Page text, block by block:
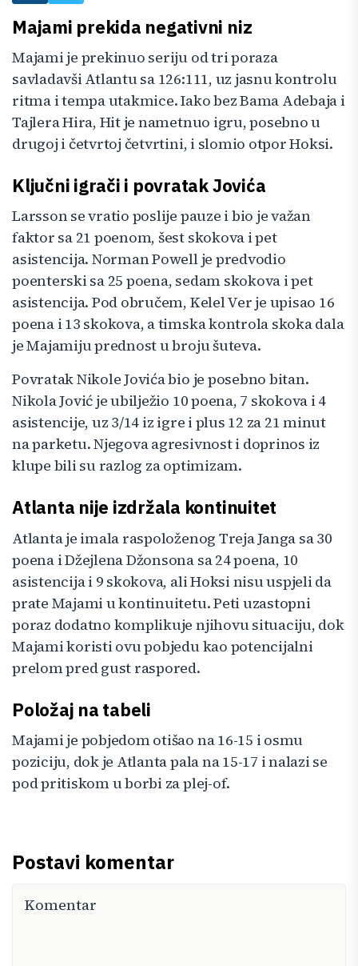
Majami prekida negativni niz
Majami je prekinuo seriju od tri poraza
savladavši Atlantu sa 126:111, uz jasnu kontrolu
ritma i tempa utakmice. Iako bez Bama Adebaja i
Tajlera Hira, Hit je nametnuo igru, posebno u
drugoj i četvrtoj četvrtini, i slomio otpor Hoksi.
Ključni igrači i povratak Jovića
Larsson se vratio poslije pauze i bio je važan
faktor sa 21 poenom, šest skokova i pet
asistencija. Norman Powell je predvodio
poenterski sa 25 poena, sedam skokova i pet
asistencija. Pod obručem, Kelel Ver je upisao 16
poena i 13 skokova, a timska kontrola skoka dala
je Majamiju prednost u broju šuteva.
Povratak Nikole Jovića bio je posebno bitan.
Nikola Jović je ubilježio 10 poena, 7 skokova i 4
asistencije, uz 3/14 iz igre i plus 12 za 21 minut
na parketu. Njegova agresivnost i doprinos iz
klupe bili su razlog za optimizam.
Atlanta nije izdržala kontinuitet
Atlanta je imala raspoloženog Treja Janga sa 30
poena i Džejlena Džonsona sa 24 poena, 10
asistencija i 9 skokova, ali Hoksi nisu uspjeli da
prate Majami u kontinuitetu. Peti uzastopni
poraz dodatno komplikuje njihovu situaciju, dok
Majami koristi ovu pobjedu kao potencijalni
prelom pred gust raspored.
Položaj na tabeli
Majami je pobjedom otišao na 16-15 i osmu
poziciju, dok je Atlanta pala na 15-17 i nalazi se
pod pritiskom u borbi za plej-of.
Postavi komentar